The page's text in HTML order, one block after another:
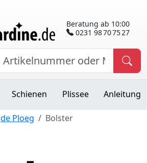
Beratung ab 10:00
0231 98 70 75 27
Schienen Plissee Anleitung
de Ploeg Bolster